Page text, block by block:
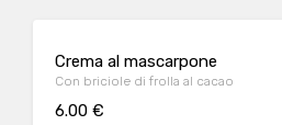
Crema al mascarpone
Con briciole di frolla al cacao
6.00 €